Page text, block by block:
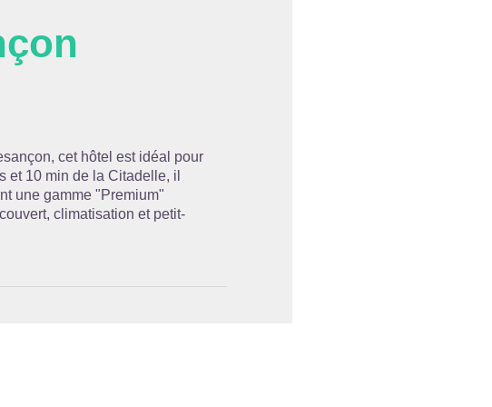
cet hôtel est idéal pour
et 10 min de la Citadelle, il
une gamme "Premium"
climatisation et petit-